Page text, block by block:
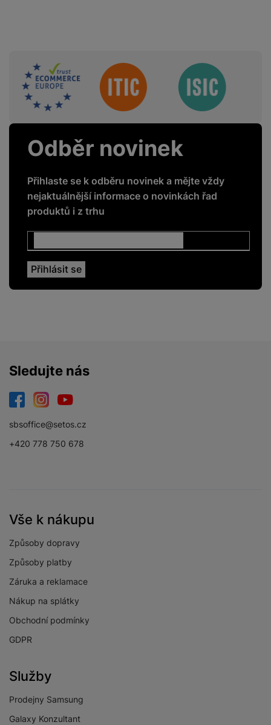
Sdružení
Odběr novinek
Přihlaste se k odběru novinek a mějte vždy
nejaktuálnější informace o novinkách řad
produktů i z trhu
Sledujte nás
sbsoffice@setos.cz
+420 778 750 678
Vše k nákupu
Způsoby dopravy
Způsoby platby
Záruka a reklamace
Nákup na splátky
Obchodní podmínky
GDPR
Služby
Prodejny Samsung
Galaxy Konzultant